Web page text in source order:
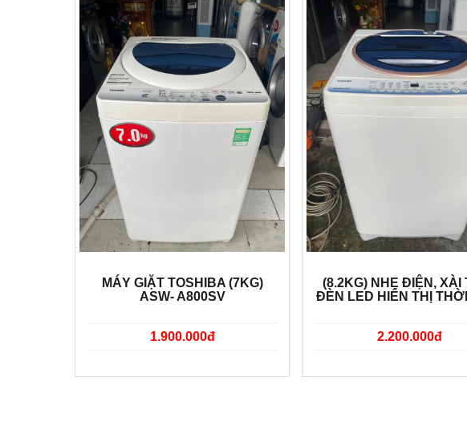
MÁY GIẶT TOSHIBA (7KG)
ASW- A800SV
1.900.000đ
(8.2KG) NHẸ ĐIỆN, XÀI
ĐÈN LED HIỂN THỊ
2.200.000đ